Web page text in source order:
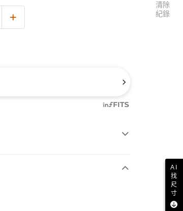
清除
紀錄
AI
找
尺
寸